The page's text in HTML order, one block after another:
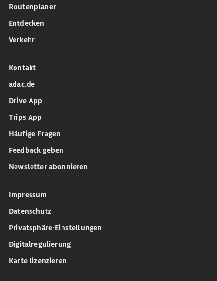
Routenplaner
Entdecken
Verkehr
Kontakt
adac.de
Drive App
Trips App
Häufige Fragen
Feedback geben
Newsletter abonnieren
Impressum
Datenschutz
Privatsphäre-Einstellungen
Digitalregulierung
Karte lizenzieren